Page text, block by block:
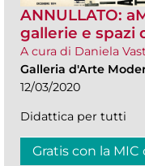
ANNULLATO:
gallerie e spazi
A cura di Daniela
Galleria d'Arte
12/03/2020
Didattica per tutti
Gratis con la MIC